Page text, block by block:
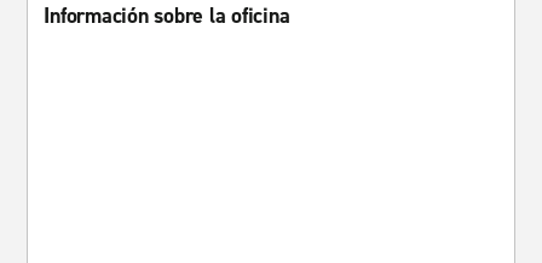
Información sobre la oficina